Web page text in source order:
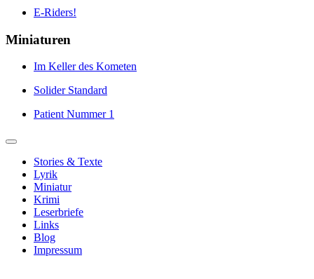
E-Riders!
Miniaturen
Im Keller des Kometen
Solider Standard
Patient Nummer 1
Stories & Texte
Lyrik
Miniatur
Krimi
Leserbriefe
Links
Blog
Impressum